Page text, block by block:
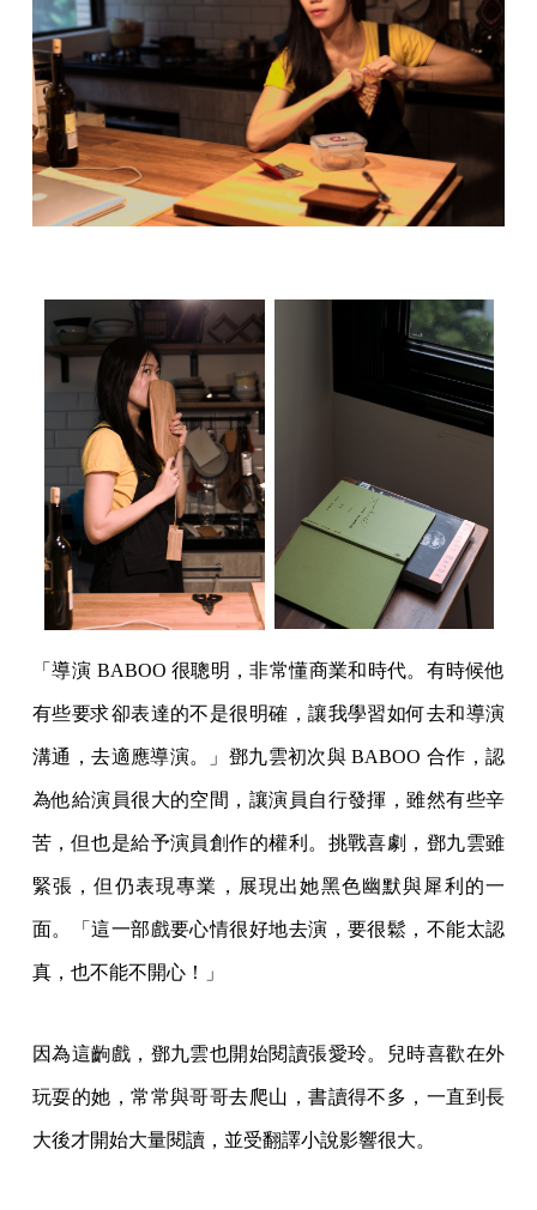
「導演 BABOO 很聰明，非常懂商業和時代。有時候他
有些要求卻表達的不是很明確，讓我學習如何去和導演
溝通，去適應導演。」鄧九雲初次與 BABOO 合作，認
為他給演員很大的空間，讓演員自行發揮，雖然有些辛
苦，但也是給予演員創作的權利。挑戰喜劇，鄧九雲雖
緊張，但仍表現專業，展現出她黑色幽默與犀利的一
面。「這一部戲要心情很好地去演，要很鬆，不能太認
真，也不能不開心！」
因為這齣戲，鄧九雲也開始閱讀張愛玲。兒時喜歡在外
玩耍的她，常常與哥哥去爬山，書讀得不多，一直到長
大後才開始大量閱讀，並受翻譯小說影響很大。